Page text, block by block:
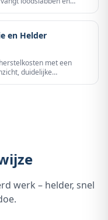
en Helder
met een
duidelijke
werk – helder, snel